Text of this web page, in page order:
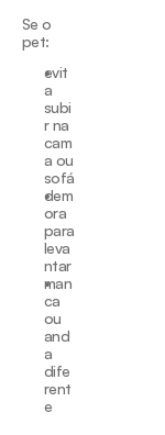
Se o
pet:
evit
a
subi
r na
cam
a ou
sofá
dem
ora
para
leva
ntar
man
ca
ou
and
a
dife
rent
e